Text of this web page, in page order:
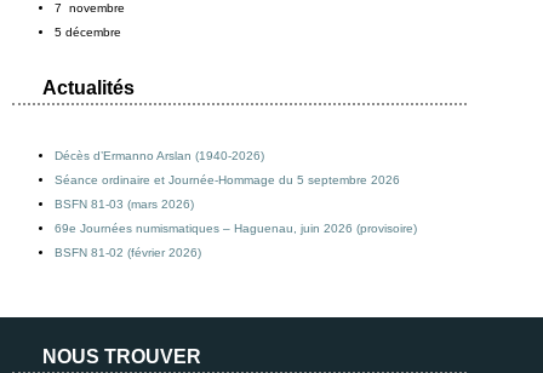
7 novembre
5 décembre
Actualités
Décès d’Ermanno Arslan (1940-2026)
Séance ordinaire et Journée-Hommage du 5 septembre 2026
BSFN 81-03 (mars 2026)
69e Journées numismatiques – Haguenau, juin 2026 (provisoire)
BSFN 81-02 (février 2026)
NOUS TROUVER